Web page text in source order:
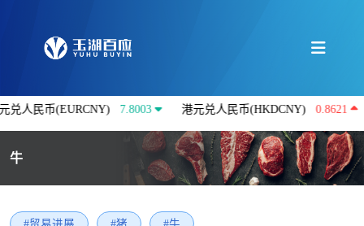
币(EURCNY) 7.8003 港元兑人民币(HKDCNY) 0.8621 澳大
牛